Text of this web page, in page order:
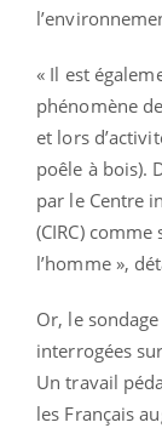
« Il est
phénomène
et lors
poêle à bois).
par le Centre
(CIRC)
l’homme »,
Or, le
interrogées
Un travail
les Français